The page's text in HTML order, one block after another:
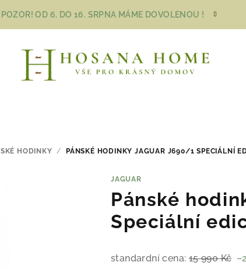
POZOR! OD 6. DO 16. SRPNA MÁME DOVOLENOU !
HODINKY / PÁNSKÉ HODINKY JAGUAR J690/1 SPECIÁLNÍ
JAGUAR
Pánské
Speciální
standardní cena: 15 990 Kč